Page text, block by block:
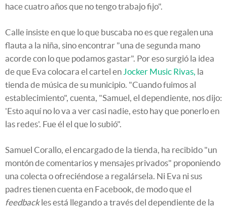
hace cuatro años que no tengo trabajo fijo".
Calle insiste en que lo que buscaba no es que regalen una
flauta a la niña, sino encontrar "una de segunda mano
acorde con lo que podamos gastar". Por eso surgió la idea
de que Eva colocara el cartel en Jocker Music Rivas, la
tienda de música de su municipio. "Cuando fuimos al
establecimiento", cuenta, "Samuel, el dependiente, nos dijo:
'Esto aquí no lo va a ver casi nadie, esto hay que ponerlo en
las redes'. Fue él el que lo subió".
Samuel Corallo, el encargado de la tienda, ha recibido "un
montón de comentarios y mensajes privados" proponiendo
una colecta o ofreciéndose a regalársela. Ni Eva ni sus
padres tienen cuenta en Facebook, de modo que el
feedbackles está llegando a través del dependiente de la